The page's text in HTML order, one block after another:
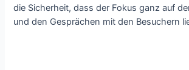
die Sicherheit, dass der Fokus ganz auf
und den Gesprächen mit den Besuchern